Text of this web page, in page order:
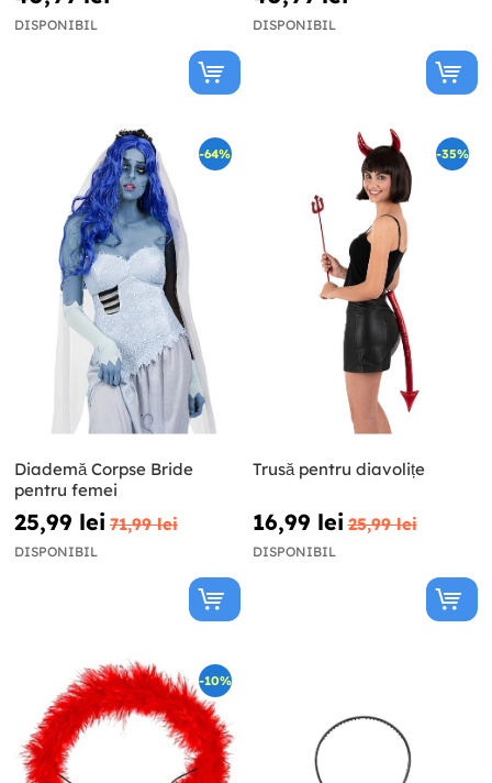
DISPONIBIL DISPONIBIL
-64%
Diademă Corpse Bride
pentru femei
25,99 lei 71,99 lei
DISPONIBIL
-35%
Trusă pentru diavolițe
16,99 lei 25,99 lei
DISPONIBIL
-10%